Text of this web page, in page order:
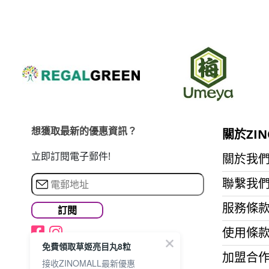
想獲取最新的優惠資訊？
立即訂閱電子郵件!
關於
關於我
聯繫我
服務條
使用條
加盟合
免費領取草姬亮目丸8粒
接收ZINOMALL最新優惠